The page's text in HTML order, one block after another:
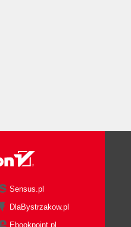
Sensus.pl
DlaBystrzakow.pl
Ebookpoint.pl